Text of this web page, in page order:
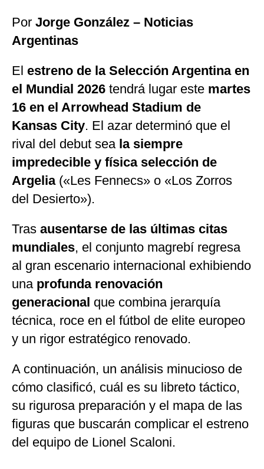
Por Jorge González – Noticias
Argentinas
El estreno de la Selección Argentina en
el Mundial 2026 tendrá lugar este martes
16 en el Arrowhead Stadium de
Kansas City. El azar determinó que el
rival del debut sea la siempre
impredecible y física selección de
Argelia(«Les Fennecs» o «Los Zorros
del Desierto»).
Tras ausentarse de las últimas citas
mundiales, el conjunto magrebí regresa
al gran escenario internacional exhibiendo
una profunda renovación
generacional que combina jerarquía
técnica, roce en el fútbol de elite europeo
y un rigor estratégico renovado.
A continuación, un análisis minucioso de
cómo clasificó, cuál es su libreto táctico,
su rigurosa preparación y el mapa de las
figuras que buscarán complicar el estreno
del equipo de Lionel Scaloni.